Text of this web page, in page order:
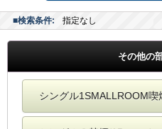
■検索条件: 指定なし
その他の
シングル1SMALLROOM